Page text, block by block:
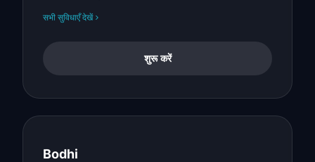
सभी सुविधाएँ देखें
शुरू करें
Bodhi